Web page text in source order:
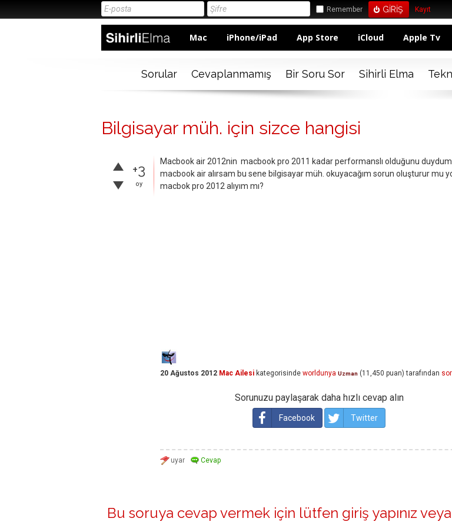
Remember Kayıt
Mac iPhone/iPad App Store iCloud Apple Tv
Sorular Cevaplanmamış Bir Soru Sor Sihirli Elma
Bilgisayar müh. için sizce hangisi
+3
oy
Macbook air 2012nin macbook pro 2011 kadar performanslı olduğunu
macbook air alırsam bu sene bilgisayar müh. okuyacağım sorun oluşturur mu
macbok pro 2012 alıyım mı?
20 Ağustos 2012 Mac Ailesi kategorisinde worldunya Uzman (11,450 puan) tarafından
Sorunuzu paylaşarak daha hızlı cevap alın
Facebook Twitter
Bu soruya cevap vermek için lütfen giriş yapınız veya